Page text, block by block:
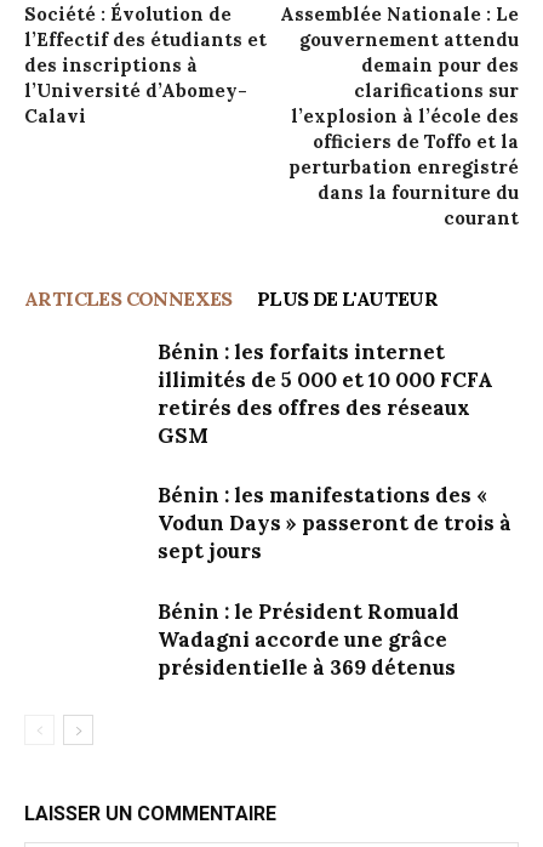
Société : Évolution de
l’Effectif des étudiants et
des inscriptions à
l’Université d’Abomey-
Calavi
Assemblée Nationale : Le
gouvernement attendu
demain pour des
clarifications sur
l’explosion à l’école des
officiers de Toffo et la
perturbation enregistré
dans la fourniture du
courant
ARTICLES CONNEXES PLUS DE L'AUTEUR
Bénin : les forfaits internet
illimités de 5 000 et 10 000 FCFA
retirés des offres des réseaux
GSM
Bénin : les manifestations des «
Vodun Days » passeront de trois à
sept jours
Bénin : le Président Romuald
Wadagni accorde une grâce
présidentielle à 369 détenus
LAISSER UN COMMENTAIRE